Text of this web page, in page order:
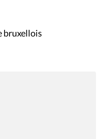
bruxellois